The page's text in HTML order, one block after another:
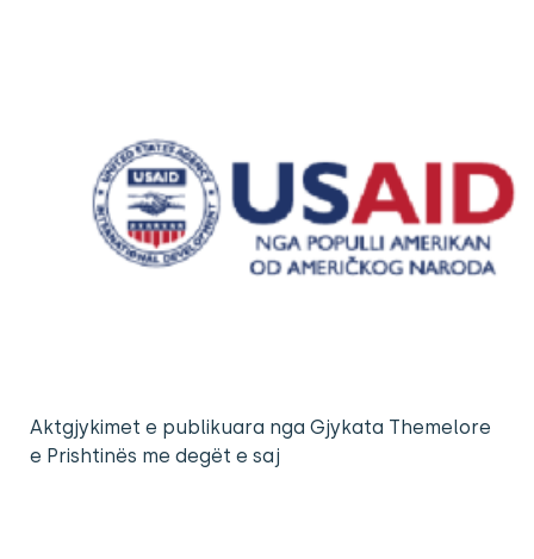
Aktgjykimet e publikuara nga Gjykata Themelore
e Prishtinës me degët e saj